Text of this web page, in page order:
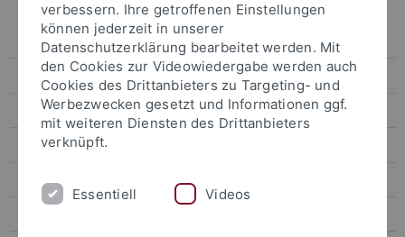
2019 7th YSW Selection
2018 6th YSW Selection
2017 5th. YSW Selection
2016 4th. YSW Selection
verbessern. Ihre getroffenen Einstellungen
können jederzeit in unserer
Datenschutzerklärung bearbeitet werden. Mit
den Cookies zur Videowiedergabe werden auch
Cookies des Drittanbieters zu Targeting- und
Werbezwecken gesetzt und Informationen ggf.
mit weiteren Diensten des Drittanbieters
verknüpft.
Essentiell Videos